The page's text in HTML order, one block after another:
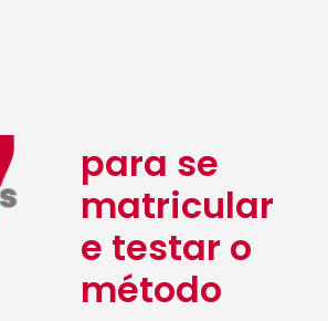
para se
matricular
e testar o
método